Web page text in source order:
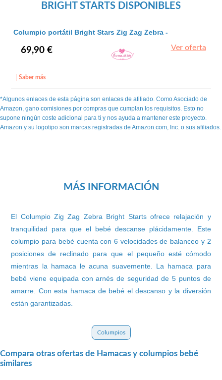
BRIGHT STARTS DISPONIBLES
Columpio portátil Bright Stars Zig Zag Zebra -
Saber más
69,90 € Ver oferta
*Algunos enlaces de esta página son enlaces de afiliado. Como Asociado de
Amazon, gano comisiones por compras que cumplan los requisitos. Esto no
supone ningún coste adicional para ti y nos ayuda a mantener este proyecto.
Amazon y su logotipo son marcas registradas de Amazon.com, Inc. o sus afiliados.
MÁS INFORMACIÓN
El Columpio Zig Zag Zebra Bright Starts ofrece relajación y
tranquilidad para que el bebé descanse plácidamente. Este
columpio para bebé cuenta con 6 velocidades de balanceo y 2
posiciones de reclinado para que el pequeño esté cómodo
mientras la hamaca le acuna suavemente. La hamaca para
bebé viene equipada con arnés de seguridad de 5 puntos de
amarre. Con esta hamaca de bebé el descanso y la diversión
están garantizadas.
Columpios
Compara otras ofertas de Hamacas y columpios bebé
similares